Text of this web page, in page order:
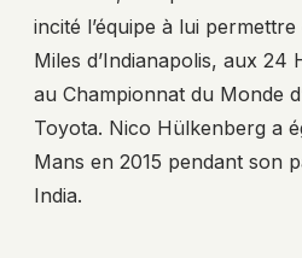
incité l’équipe à lui
Miles d’Indianapolis, aux 24
au Championnat du Monde
Toyota. Nico Hülkenberg a
Mans en 2015 pendant son
India.